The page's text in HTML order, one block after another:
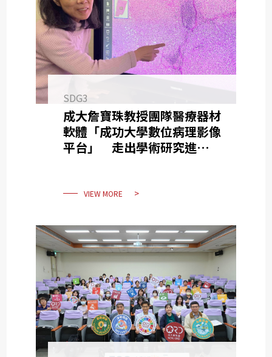
SDG3
成大詹寶珠教授團隊醫療器材
軟體「成功大學數位病理影像
平台」 走出學術研究進入實
VIEW MORE